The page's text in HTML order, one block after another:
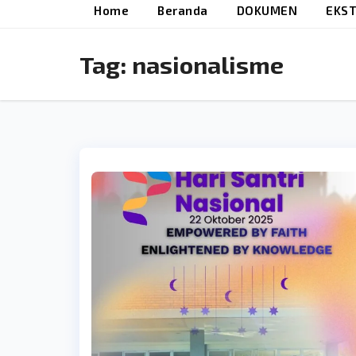
Home Beranda DOKUMEN
Tag: nasionalisme